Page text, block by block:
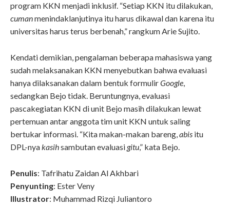
program KKN menjadi inklusif. “Setiap KKN itu dilakukan,
cumanmenindaklanjutinya itu harus dikawal dan karena itu
universitas harus terus berbenah,” rangkum Arie Sujito.
Kendati demikian, pengalaman beberapa mahasiswa yang
sudah melaksanakan KKN menyebutkan bahwa evaluasi
hanya dilaksanakan dalam bentuk formulirGoogle,
sedangkan Bejo tidak. Beruntungnya, evaluasi
pascakegiatan KKN di unit Bejo masih dilakukan lewat
pertemuan antar anggota tim unit KKN untuk saling
bertukar informasi. “Kita makan-makan bareng,abis itu
DPL-nyakasihsambutan evaluasi gitu,” kata Bejo.
Penulis: Tafrihatu Zaidan Al Akhbari
Penyunting: Ester Veny
Illustrator: Muhammad Rizqi Juliantoro